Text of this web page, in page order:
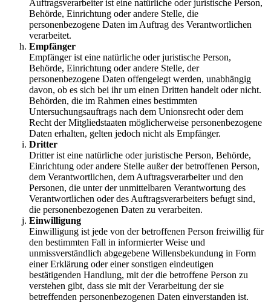
Auftragsverarbeiter ist eine natürliche oder juristische Person,
Behörde, Einrichtung oder andere Stelle, die
personenbezogene Daten im Auftrag des Verantwortlichen
verarbeitet.
Empfänger
Empfänger ist eine natürliche oder juristische Person,
Behörde, Einrichtung oder andere Stelle, der
personenbezogene Daten offengelegt werden, unabhängig
davon, ob es sich bei ihr um einen Dritten handelt oder nicht.
Behörden, die im Rahmen eines bestimmten
Untersuchungsauftrags nach dem Unionsrecht oder dem
Recht der Mitgliedstaaten möglicherweise personenbezogene
Daten erhalten, gelten jedoch nicht als Empfänger.
Dritter
Dritter ist eine natürliche oder juristische Person, Behörde,
Einrichtung oder andere Stelle außer der betroffenen Person,
dem Verantwortlichen, dem Auftragsverarbeiter und den
Personen, die unter der unmittelbaren Verantwortung des
Verantwortlichen oder des Auftragsverarbeiters befugt sind,
die personenbezogenen Daten zu verarbeiten.
Einwilligung
Einwilligung ist jede von der betroffenen Person freiwillig für
den bestimmten Fall in informierter Weise und
unmissverständlich abgegebene Willensbekundung in Form
einer Erklärung oder einer sonstigen eindeutigen
bestätigenden Handlung, mit der die betroffene Person zu
verstehen gibt, dass sie mit der Verarbeitung der sie
betreffenden personenbezogenen Daten einverstanden ist.